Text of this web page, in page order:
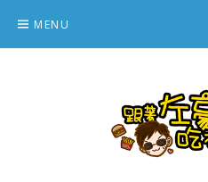
content
MENU